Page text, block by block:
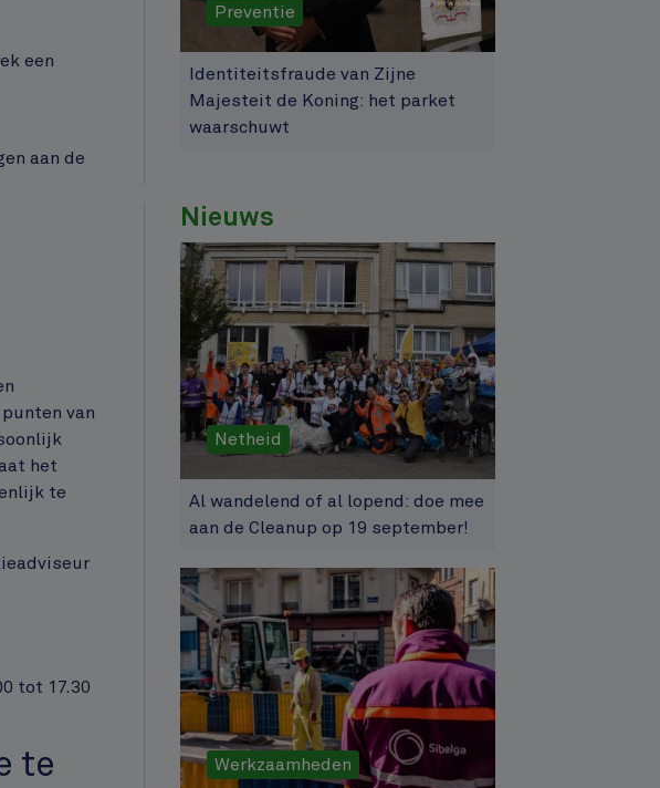
een
aan de
van
het
te
tot 17.30
te
Preventie
Identiteitsfraude van Zijne
Majesteit de Koning: het parket
waarschuwt
Nieuws
Netheid
Al wandelend of al lopend: doe mee
aan de Cleanup op 19 september!
Werkzaamheden